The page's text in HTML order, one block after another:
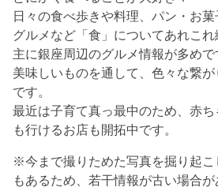
日々の食べ歩きや料理、パン・お
グルメなど「食」についてあれこれ
主に銀座周辺のグルメ情報が多めで
美味しいものを通して、色々な繋
です。
最近は子育て真っ最中のため、赤
も行けるお店も開拓中です。
※今まで撮りためた写真を掘り起
もあるため、若干情報が古い場合